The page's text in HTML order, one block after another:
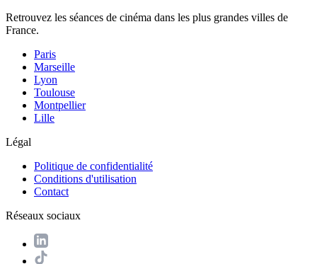
Retrouvez les séances de cinéma dans les plus grandes villes de
France.
Paris
Marseille
Lyon
Toulouse
Montpellier
Lille
Légal
Politique de confidentialité
Conditions d'utilisation
Contact
Réseaux sociaux